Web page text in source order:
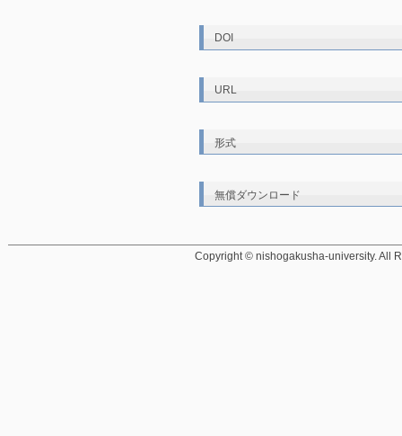
DOI
URL
形式
無償ダウンロード